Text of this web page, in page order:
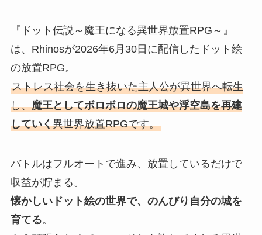
『ドット伝説～魔王になる異世界放置RPG～』
は、Rhinosが2026年6月30日に配信したドット絵
の放置RPG。
ストレス社会を生き抜いた主人公が異世界へ転生
し、魔王としてボロボロの魔王城や浮空島を再建
していく異世界放置RPGです。
バトルはフルオートで進み、放置しているだけで
収益が貯まる。
懐かしいドット絵の世界で、のんびり自分の城を
育てる。